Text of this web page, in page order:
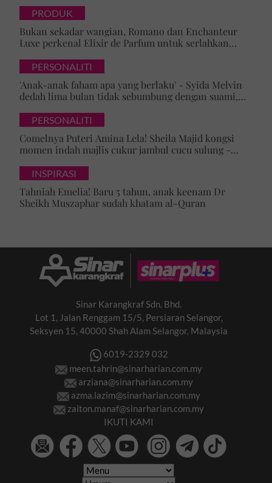
PRODUK
Bukan sekadar wangian, Romano dan Enchanteur
Luxe perkenal Elixir de Parfum untuk serlahkan
PERSONALITI
'Anak-anak faham apa yang berlaku' - Syida Melvin
dedah lima bulan tidak sebumbung dengan suami,
PERSONALITI
Comelnya Puteri Amina Lela! Sheila Majid kongsi
momen indah majlis cukur jambul cucu sulung -
INSPIRASI
Tahniah Emelia! Baru 5 tahun, anak keenam Dr
Sheikh Muszaphar sudah khatam al-Quran
Sinar Karangkraf Sdn. Bhd.
Lot 1, Jalan Renggam 15/5, Persiaran Selangor,
Seksyen 15, 40000 Shah Alam Selangor, Malaysia
6019-2329 032
meen.tahrin@sinarharian.com.my
arziana@sinarharian.com.my
azma.lazim@sinarharian.com.my
zaiton.manaf@sinarharian.com.my
IKUTI KAMI